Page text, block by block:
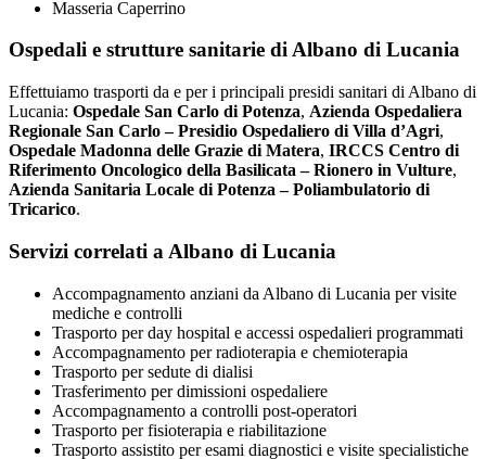
Masseria Caperrino
Ospedali e strutture sanitarie di Albano di Lucania
Effettuiamo trasporti da e per i principali presidi sanitari di Albano di
Lucania: Ospedale San Carlo di Potenza, Azienda Ospedaliera
Regionale San Carlo – Presidio Ospedaliero di Villa d’Agri,
Ospedale Madonna delle Grazie di Matera, IRCCS Centro di
Riferimento Oncologico della Basilicata – Rionero in Vulture,
Azienda Sanitaria Locale di Potenza – Poliambulatorio di
Tricarico.
Servizi correlati a Albano di Lucania
Accompagnamento anziani da Albano di Lucania per visite
mediche e controlli
Trasporto per day hospital e accessi ospedalieri programmati
Accompagnamento per radioterapia e chemioterapia
Trasporto per sedute di dialisi
Trasferimento per dimissioni ospedaliere
Accompagnamento a controlli post-operatori
Trasporto per fisioterapia e riabilitazione
Trasporto assistito per esami diagnostici e visite specialistiche